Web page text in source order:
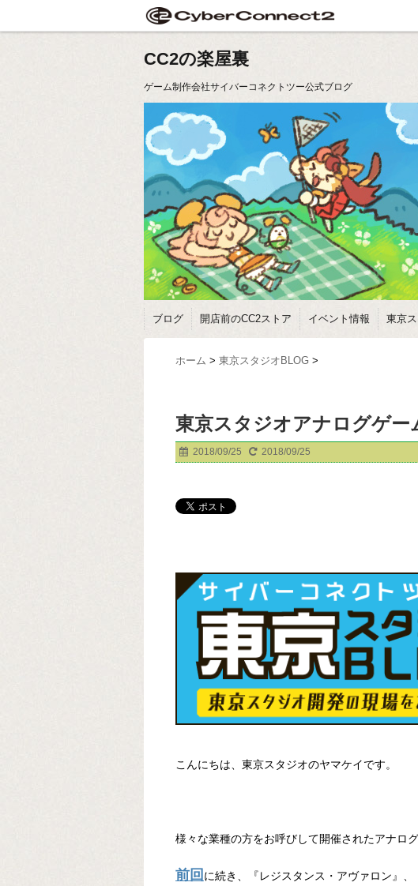
CC2の楽屋裏
ゲーム制作会社サイバーコネクトツー公式ブログ
ブログ 開店前のCC2ストア イベント情報 東京
ホーム > 東京スタジオBLOG >
東京スタジオアナログゲー
2018/09/25 2018/09/25
こんにちは、東京スタジオのヤマケイです。
様々な業種の方をお呼びして開催されたアナロ
前回 に続き、『レジスタンス・アヴァロン』、